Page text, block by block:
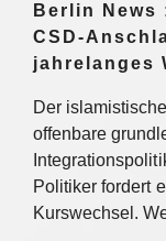
Berlin
CSD-
jahrelanges
Der
offenbare
Politiker fordert
Kurswechsel.